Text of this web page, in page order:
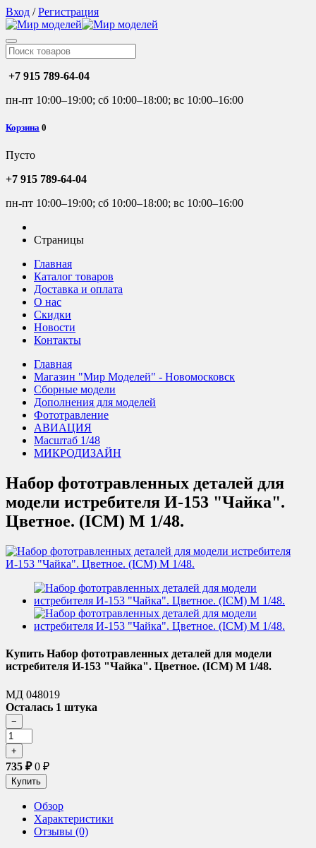
Вход /Регистрация
+7 915 789-64-04
пн-пт 10:00–19:00; сб 10:00–18:00; вс 10:00–16:00
Корзина 0
Пусто
+7 915 789-64-04
пн-пт 10:00–19:00; сб 10:00–18:00; вс 10:00–16:00
Страницы
Главная
Каталог товаров
Доставка и оплата
О нас
Скидки
Новости
Контакты
Главная
Магазин "Мир Моделей" - Новомосковск
Сборные модели
Дополнения для моделей
Фототравление
АВИАЦИЯ
Масштаб 1/48
МИКРОДИЗАЙН
Набор фототравленных деталей для
модели истребителя И-153 "Чайка".
Цветное. (ICM) М 1/48.
Купить Набор фототравленных деталей для модели
истребителя И-153 "Чайка". Цветное. (ICM) М 1/48.
МД 048019
Осталась 1 штука
735 ₽0 ₽
Обзор
Характеристики
Отзывы (0)